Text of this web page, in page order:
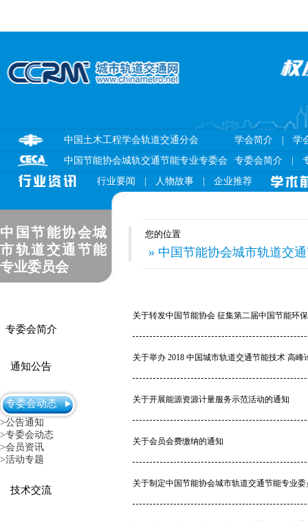
行业要闻 人物故事 企业推荐
中国节能协会城轨交通节能专业专委会 专委会简介
中国土木工程学会轨道交通分会 学会简介 学
中国节能协会城
市轨道交通节能
专业委员会
您的位置
» 中国节能协会城市轨道交
专委会简介
通知公告
专委会动态
>公告通知
>专委会动态
>会员资讯
>活动专题
技术交流
关于转发中国节能协会 征集第二届中国节能环
关于举办 2018 中国城市轨道交通节能技术 高峰
关于开展能源资源计量服务示范活动的通知
关于会员会费缴纳的通知
关于制定中国节能协会城市轨道交通节能专业